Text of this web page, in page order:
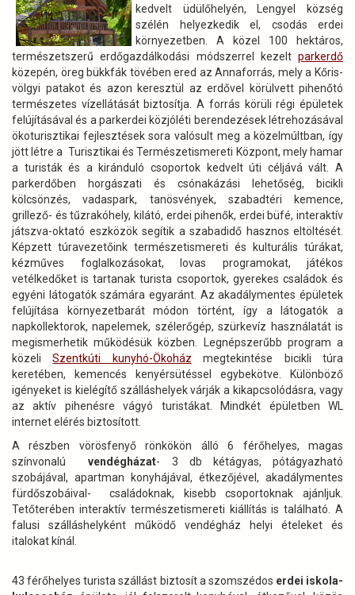
kedvelt üdülőhelyén, Lengyel község
szélén helyezkedik el, csodás erdei
környezetben. A közel 100 hektáros,
természetszerű erdőgazdálkodási módszerrel kezelt parkerdő
közepén, öreg bükkfák tövében ered az Annaforrás, mely a Kőris-
völgyi patakot és azon keresztül az erdővel körülvett pihenőtó
természetes vízellátását biztosítja. A forrás körüli régi épületek
felújításával és a parkerdei közjóléti berendezések létrehozásával
ökoturisztikai fejlesztések sora valósult meg a közelmúltban, így
jött létre a Turisztikai és Természetismereti Központ, mely hamar
a turisták és a kiránduló csoportok kedvelt úti céljává vált. A
parkerdőben horgászati és csónakázási lehetőség, bicikli
kölcsönzés, vadaspark, tanösvények, szabadtéri kemence,
grillező- és tűzrakóhely, kilátó, erdei pihenők, erdei büfé, interaktív
játszva-oktató eszközök segítik a szabadidő hasznos eltöltését.
Képzett túravezetőink természetismereti és kulturális túrákat,
kézműves foglalkozásokat, lovas programokat, játékos
vetélkedőket is tartanak turista csoportok, gyerekes családok és
egyéni látogatók számára egyaránt. Az akadálymentes épületek
felújítása környezetbarát módon történt, így a látogatók a
napkollektorok, napelemek, szélerőgép, szürkevíz használatát is
megismerhetik működésük közben. Legnépszerűbb program a
közeliSzentkúti kunyhó-Ökoház megtekintése bicikli túra
keretében, kemencés kenyérsütéssel egybekötve. Különböző
igényeket is kielégítő szálláshelyek várják a kikapcsolódásra, vagy
az aktív pihenésre vágyó turistákat. Mindkét épületben WL
internet elérés biztosított.
A részben vörösfenyő rönkökön álló 6 férőhelyes, magas
színvonalúvendégházat- 3 db kétágyas, pótágyazható
szobájával, apartman konyhájával, étkezőjével, akadálymentes
fürdőszobáival- családoknak, kisebb csoportoknak ajánljuk.
Tetőterében interaktív természetismereti kiállítás is található. A
falusi szálláshelyként működő vendégház helyi ételeket és
italokat kínál.
43 férőhelyes turista szállást biztosít a szomszédos erdei iskola-